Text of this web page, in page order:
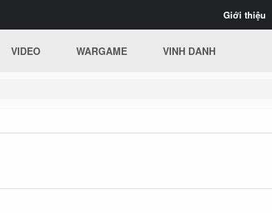
Giới thiệu
VIDEO WARGAME VINH DANH